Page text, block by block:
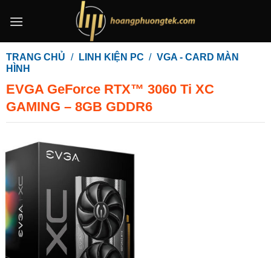
qua
dung
TRANG CHỦ / LINH KIỆN PC / VGA - CARD MÀN
HÌNH
EVGA GeForce RTX™ 3060 Ti XC
GAMING – 8GB GDDR6